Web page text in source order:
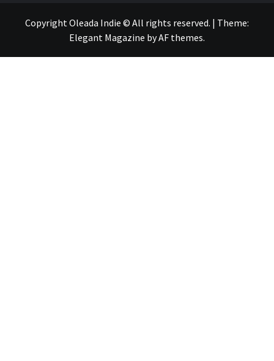
Copyright Oleada Indie © All rights reserved. | Theme:
Elegant Magazine byAF themes.